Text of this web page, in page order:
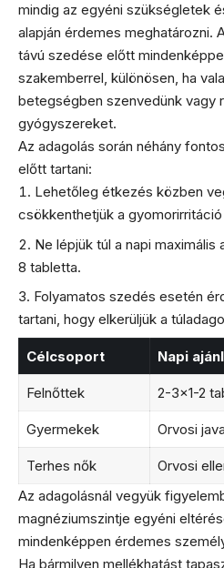
mindig az egyéni szükségletek
alapján érdemes meghatározni.
távú szedése előtt
szakemberrel, különösen, ha
betegségben szenvedünk vagy
gyógyszereket.
Az adagolás során néhány
előtt tartani:
Lehetőleg étkezés közben
csökkenthetjük a
Ne lépjük túl a napi
8 tabletta.
Folyamatos szedés esetén
tartani, hogy elkerüljük a
Célcsoport Napi
Felnőttek 2-3×1-2
Gyermekek Orvosi
Terhes nők
Orvosi
Az adagolásnál vegyük
magnéziumszintje egyéni
mindenképpen érdemes
Ha bármilyen mellékhatást